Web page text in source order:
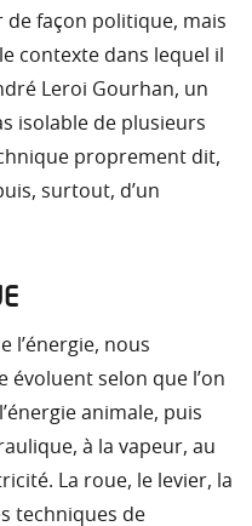
de façon politique, mais
contexte dans lequel il
Leroi Gourhan, un
isolable de plusieurs
proprement dit,
surtout, d’un
l’énergie, nous
évoluent selon que l’on
animale, puis
à la vapeur, au
La roue, le levier, la
techniques de